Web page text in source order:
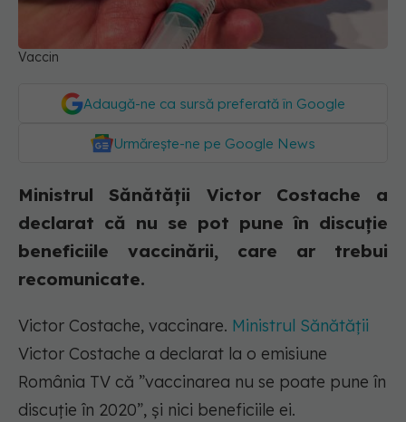
Vaccin
Adaugă-ne ca sursă preferată în Google
Urmărește-ne pe Google News
Ministrul Sănătății Victor Costache a
declarat că nu se pot pune în discuție
beneficiile vaccinării, care ar trebui
recomunicate.
Victor Costache, vaccinare. Ministrul Sănătății
Victor Costache a declarat la o emisiune
România TV că ”vaccinarea nu se poate pune în
discuție în 2020”, și nici beneficiile ei.